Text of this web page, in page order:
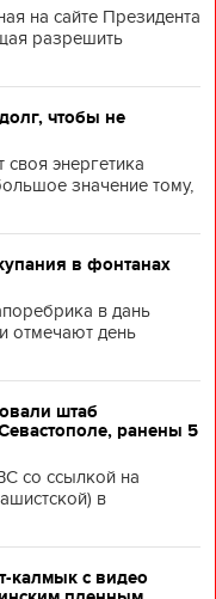
на сайте Президента
разрешить
чтобы не
энергетика
значение тому,
в фонтанах
в дань
отмечают день
штаб
ранены 5
со ссылкой на
в
калмык с видео